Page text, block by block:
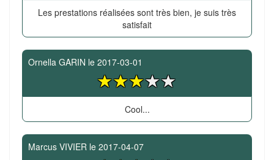
Les prestations réalisées sont très bien, je suis très
satisfait
Ornella GARIN le 2017-03-01
Cool...
Marcus VIVIER le 2017-04-07